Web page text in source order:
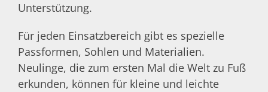
Unterstützung.
Für jeden Einsatzbereich gibt es spezielle
Passformen, Sohlen und Materialien.
Neulinge, die zum ersten Mal die Welt zu Fuß
erkunden, können für kleine und leichte